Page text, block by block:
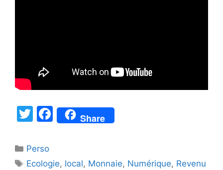
T
itt
er
F
a
e
Share
Catégories
Perso
Étiquettes
Ecologie, local, Monnaie, Numérique, Revenu